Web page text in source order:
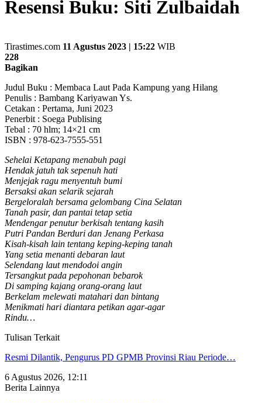
Resensi Buku: Siti Zulbaidah
Tirastimes.com 11 Agustus 2023 | 15:22 WIB
228
Bagikan
Judul Buku : Membaca Laut Pada Kampung yang Hilang
Penulis : Bambang Kariyawan Ys.
Cetakan : Pertama, Juni 2023
Penerbit : Soega Publising
Tebal : 70 hlm; 14×21 cm
ISBN : 978-623-7555-551
Sehelai Ketapang menabuh pagi
Hendak jatuh tak sepenuh hati
Menjejak ragu menyentuh bumi
Bersaksi akan selarik sejarah
Bergeloralah bersama gelombang Cina Selatan
Tanah pasir, dan pantai tetap setia
Mendengar penutur berkisah tentang kasih
Putri Pandan Berduri dan Jenang Perkasa
Kisah-kisah lain tentang keping-keping tanah
Yang setia menanti debaran laut
Selendang laut mendodoi angin
Tersangkut pada pepohonan bebarok
Di samping kajang orang-orang laut
Berkelam melewati matahari dan bintang
Menikmati hari diantara petikan agar-agar
Rindu…
Tulisan Terkait
Resmi Dilantik, Pengurus PD GPMB Provinsi Riau Periode…
6 Agustus 2026, 12:11
Berita Lainnya